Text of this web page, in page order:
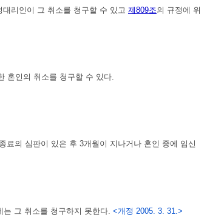
리인이 그 취소를 청구할 수 있고 제809조의 규정에 위
혼인의 취소를 청구할 수 있다.
료의 심판이 있은 후 3개월이 지나거나 혼인 중에 임신
그 취소를 청구하지 못한다. <개정 2005. 3. 31.>